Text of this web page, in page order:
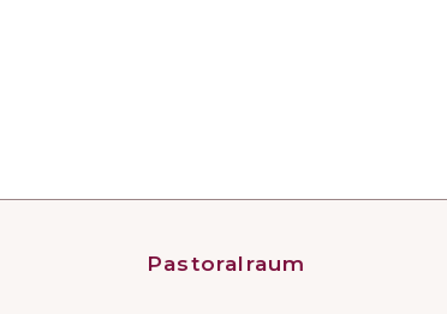
Pastoralraum